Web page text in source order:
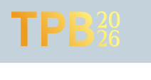
Bettina Masuch